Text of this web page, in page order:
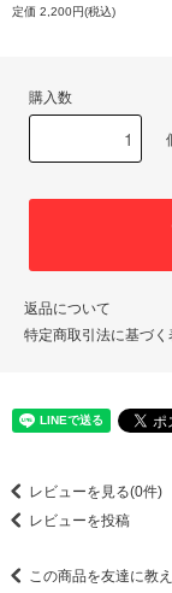
定価 2,200円(税込)
購入数
返品について
特定商取引法に基づく
レビューを見る(0件)
レビューを投稿
この商品を友達に教